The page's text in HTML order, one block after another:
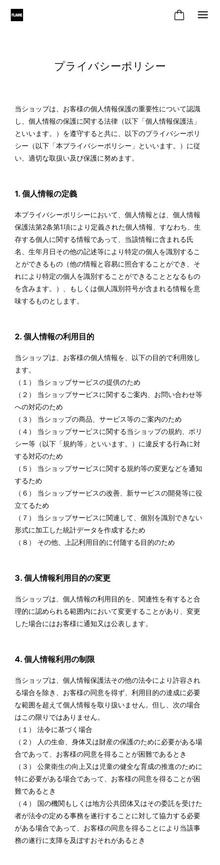
プライバシーポリシー
当ショップは、お客様の個人情報保護の重要性について認識
し、個人情報の保護に関する法律（以下「個人情報保護法」
といいます。）を遵守すると共に、以下のプライバシーポリ
シー（以下「本プライバシーポリシー」といいます。）に従
い、適切な取扱い及び保護に努めます。
1. 個人情報の定義
本プライバシーポリシーにおいて、個人情報とは、個人情報
保護法第2条第1項により定義された個人情報、すなわち、生
存する個人に関する情報であって、当該情報に含まれる氏
名、生年月日その他の記述等により特定の個人を識別するこ
とができるもの（他の情報と容易に照合することができ、そ
れにより特定の個人を識別することができることとなるもの
を含みます。）、もしくは個人識別符号が含まれる情報を意
味するものとします。
2. 個人情報の利用目的
当ショップは、お客様の個人情報を、以下の目的で利用致し
ます。
（１） 当ショップサービスの提供のため
（２） 当ショップサービスに関するご案内、お問い合わせ等
への対応のため
（３） 当ショップの商品、サービス等のご案内のため
（４） 当ショップサービスに関する当ショップの規約、ポリ
シー等（以下「規約等」といいます。）に違反する行為に対
する対応のため
（５） 当ショップサービスに関する規約等の変更などを通知
するため
（６） 当ショップサービスの改善、新サービスの開発等に役
立てるため
（７） 当ショップサービスに関連して、個別を識別できない
形式に加工した統計データを作成するため
（８） その他、上記利用目的に付随する目的のため
3. 個人情報利用目的の変更
当ショップは、個人情報の利用目的を、関連性を有すると合
理的に認められる範囲内において変更することがあり、変更
した場合にはお客様に通知又は公表します。
4. 個人情報利用の制限
当ショップは、個人情報保護法その他の法令により許容され
る場合を除き、お客様の同意を得ず、利用目的の達成に必要
な範囲を超えて個人情報を取り扱いません。但し、次の場合
はこの限りではありません。
（１） 法令に基づく場合
（２） 人の生命、身体又は財産の保護のために必要がある場
合であって、お客様の同意を得ることが困難であるとき
（３） 公衆衛生の向上又は児童の健全な育成の推進のために
特に必要がある場合であって、お客様の同意を得ることが困
難であるとき
（４） 国の機関もしくは地方公共団体又はその委託を受けた
者が法令の定める事務を遂行することに対して協力する必要
がある場合であって、お客様の同意を得ることにより当該事
務の遂行に支障を及ぼすおそれがあるとき